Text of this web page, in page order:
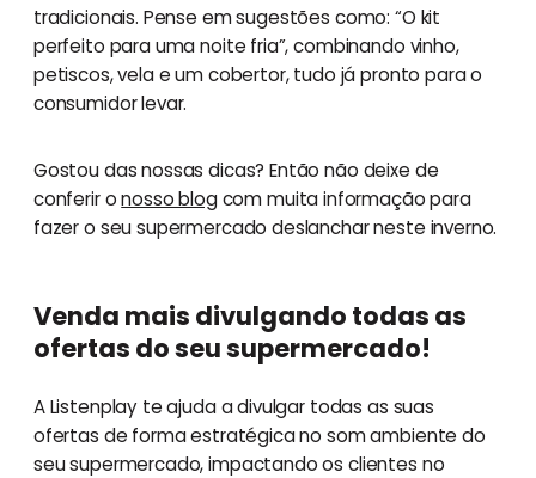
tradicionais. Pense em sugestões como: “O kit
perfeito para uma noite fria”, combinando vinho,
petiscos, vela e um cobertor, tudo já pronto para o
consumidor levar.
Gostou das nossas dicas? Então não deixe de
conferir onosso blogcom muita informação para
fazer o seu supermercado deslanchar neste inverno.
Venda mais divulgando todas as
ofertas do seu supermercado!
A Listenplay te ajuda a divulgar todas as suas
ofertas de forma estratégica no som ambiente do
seu supermercado, impactando os clientes no